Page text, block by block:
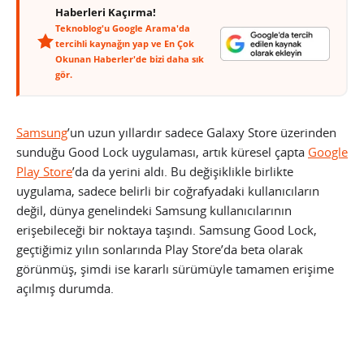
Haberleri Kaçırma!
Teknoblog'u Google Arama'da
tercihli kaynağın yap ve En Çok
Okunan Haberler'de bizi daha sık
gör.
Samsung’un uzun yıllardır sadece Galaxy Store üzerinden
sunduğu Good Lock uygulaması, artık küresel çapta Google
Play Store’da da yerini aldı. Bu değişiklikle birlikte
uygulama, sadece belirli bir coğrafyadaki kullanıcıların
değil, dünya genelindeki Samsung kullanıcılarının
erişebileceği bir noktaya taşındı. Samsung Good Lock,
geçtiğimiz yılın sonlarında Play Store’da beta olarak
görünmüş, şimdi ise kararlı sürümüyle tamamen erişime
açılmış durumda.